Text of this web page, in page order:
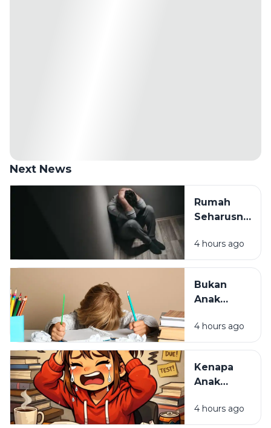
Next News
Rumah
Seharusnya
Tempat
Pulang,
Tempat
Paling
4 hours ago
Bukan
Anak
Mungkin
Cara
yang
Selama Ini
4 hours ago
Kenapa
Anak
Kehilangan
Semangat
4 hours ago